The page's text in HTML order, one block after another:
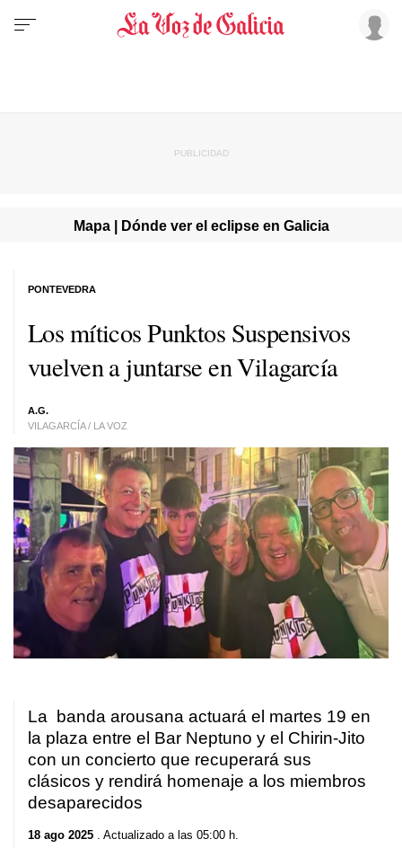
Mapa | Dónde ver el eclipse en Galicia
Los míticos Punktos Suspensivos
vuelven a juntarse en Vilagarcía
A.G.
VILAGARCÍA / LA VOZ
PONTEVEDRA
La banda arousana actuará el martes 19 en
la plaza entre el Bar Neptuno y el Chirin-Jito
con un concierto que recuperará sus
clásicos y rendirá homenaje a los miembros
desaparecidos
18 ago 2025 . Actualizado a las 05:00 h.